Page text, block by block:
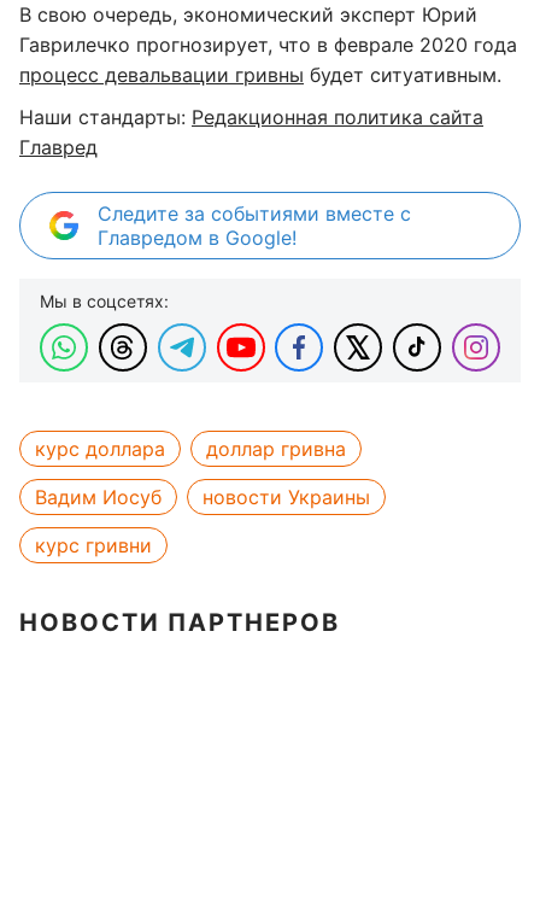
В свою очередь, экономический эксперт Юрий
Гаврилечко прогнозирует, что в феврале 2020 года
процесс девальвации гривны будет ситуативным.
Наши стандарты: Редакционная политика сайта
Главред
Следите за событиями вместе с
Главредом в Google!
Мы в соцсетях:
курс доллара
доллар гривна
Вадим Иосуб
новости Украины
курс гривни
НОВОСТИ ПАРТНЕРОВ